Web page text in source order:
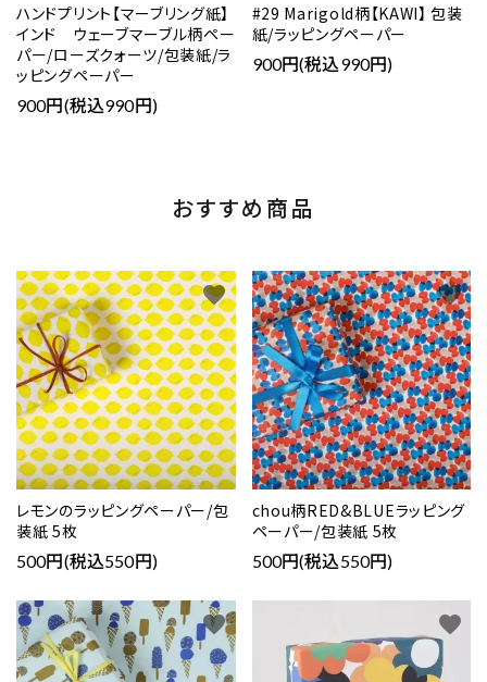
ハンドプリント【マーブリング紙】
インド ウェーブマーブル柄ペー
パー/ローズクォーツ/包装紙/ラ
ッピングペーパー
900円(税込990円)
#29 Marigold柄【KAWI】 包装
紙/ラッピングペーパー
900円(税込990円)
おすすめ商品
レモンのラッピングペーパー/包
装紙 5枚
500円(税込550円)
favorite
chou柄RED&BLUEラッピング
ペーパー/包装紙 5枚
500円(税込550円)
favorite
favorite favorite